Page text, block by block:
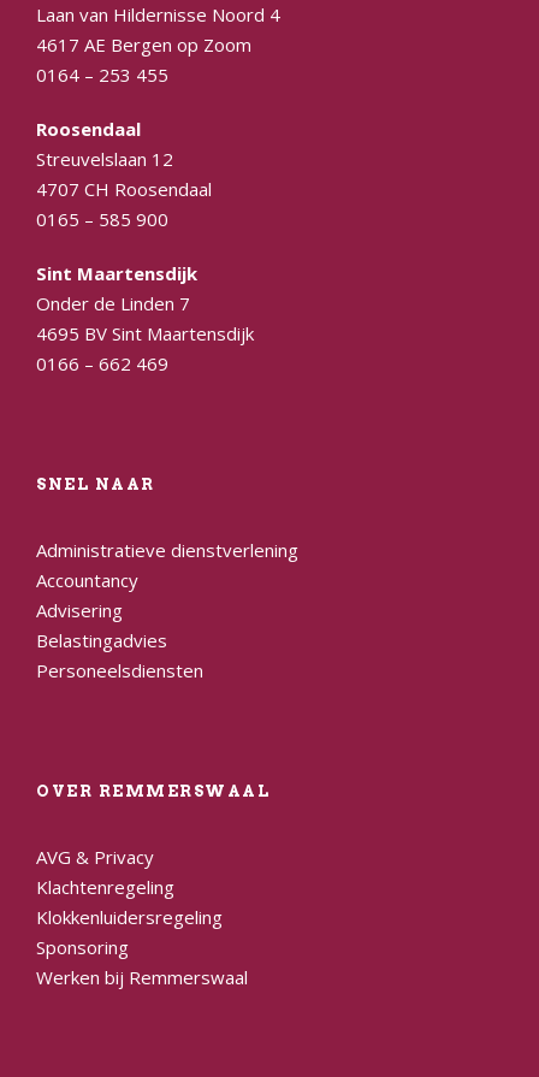
Laan van Hildernisse Noord 4
4617 AE Bergen op Zoom
0164 – 253 455
Roosendaal
Streuvelslaan 12
4707 CH Roosendaal
0165 – 585 900
Sint Maartensdijk
Onder de Linden 7
4695 BV Sint Maartensdijk
0166 – 662 469
SNEL NAAR
Administratieve dienstverlening
Accountancy
Advisering
Belastingadvies
Personeelsdiensten
OVER REMMERSWAAL
AVG & Privacy
Klachtenregeling
Klokkenluidersregeling
Sponsoring
Werken bij Remmerswaal